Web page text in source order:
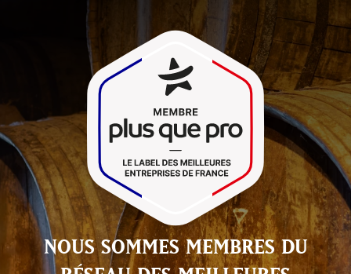
NOUS SOMMES MEMBRES DU